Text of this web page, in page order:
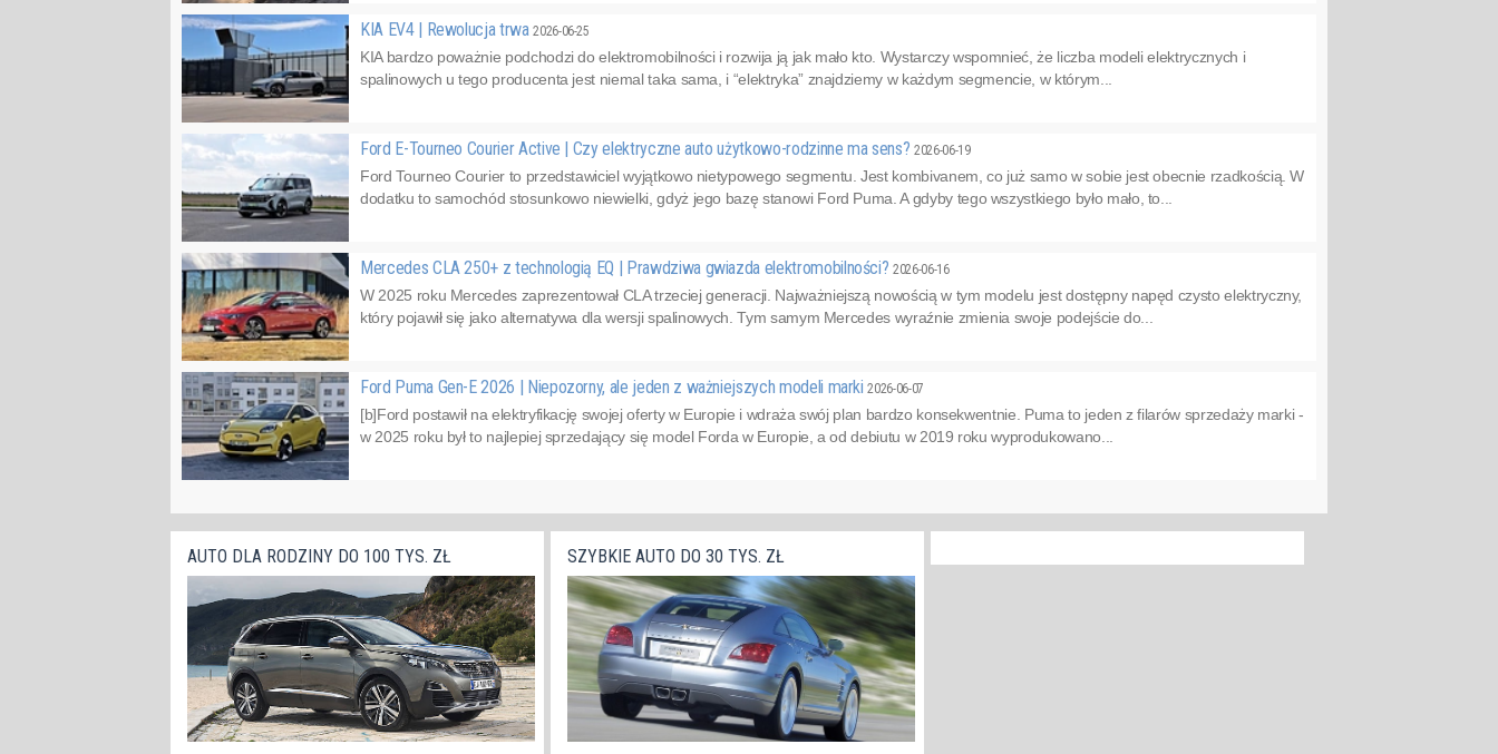
KIA EV4 | Rewolucja trwa2026-06-25
KIA bardzo poważnie podchodzi do elektromobilności i rozwija ją jak mało kto. Wystarczy wspomnieć, że liczba modeli elektrycznych i
spalinowych u tego producenta jest niemal taka sama, i “elektryka” znajdziemy w każdym segmencie, w którym...
Ford E-Tourneo Courier Active | Czy elektryczne auto użytkowo-rodzinne ma sens? 2026-06-19
Ford Tourneo Courier to przedstawiciel wyjątkowo nietypowego segmentu. Jest kombivanem, co już samo w sobie jest obecnie rzadkością. W
dodatku to samochód stosunkowo niewielki, gdyż jego bazę stanowi Ford Puma. A gdyby tego wszystkiego było mało, to...
Mercedes CLA 250+ z technologią EQ | Prawdziwa gwiazda elektromobilności?2026-06-16
W 2025 roku Mercedes zaprezentował CLA trzeciej generacji. Najważniejszą nowością w tym modelu jest dostępny napęd czysto elektryczny,
który pojawił się jako alternatywa dla wersji spalinowych. Tym samym Mercedes wyraźnie zmienia swoje podejście do...
Ford Puma Gen-E 2026 | Niepozorny, ale jeden z ważniejszych modeli marki2026-06-07
[b]Ford postawił na elektryfikację swojej oferty w Europie i wdraża swój plan bardzo konsekwentnie. Puma to jeden z filarów sprzedaży marki -
w 2025 roku był to najlepiej sprzedający się model Forda w Europie, a od debiutu w 2019 roku wyprodukowano...
AUTO DLA RODZINY DO 100 TYS. ZŁ SZYBKIE AUTO DO 30 TYS. ZŁ